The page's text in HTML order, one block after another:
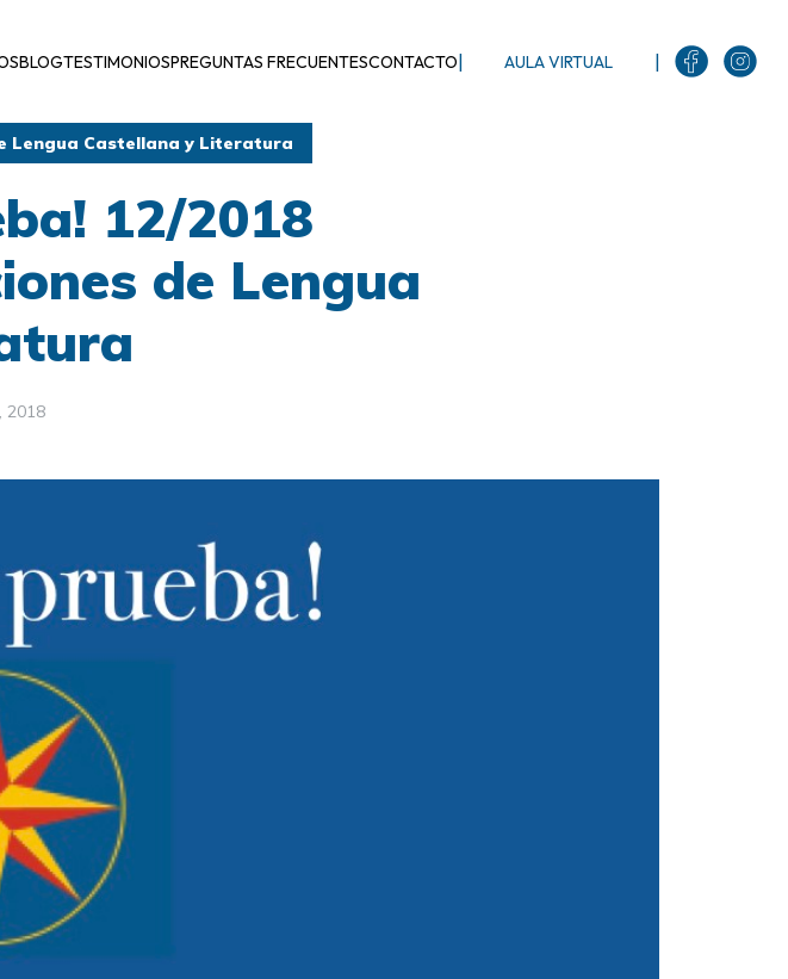
BLOGTESTIMONIOSPREGUNTAS FRECUENTESCONTACTO| AULA VIRTUAL |
Lengua Castellana y Literatura
12/2018
de Lengua
2018